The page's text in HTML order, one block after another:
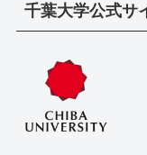
千葉大学公式サ